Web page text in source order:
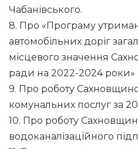
Чабанівського.
8. Про «Програму
автомобільних доріг
місцевого значення
ради на 2022-2024 роки»
9. Про роботу
комунальних послуг за
10. Про роботу
водоканалізаційного